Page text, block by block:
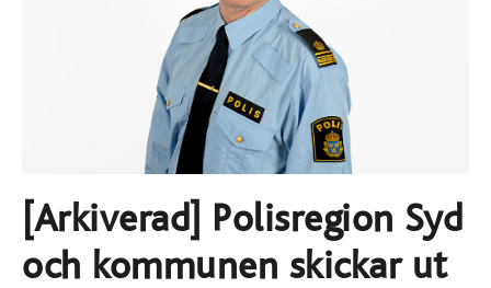
[Arkiverad] Polisregion Syd
och kommunen skickar ut